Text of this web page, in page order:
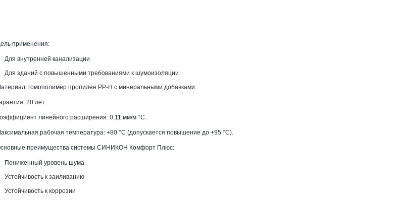
применения:
Для внутренней канализации
Для зданий с повышенными требованиями к шумоизоляции
гомополимер пропилен PP-H с минеральными добавками.
20 лет.
линейного расширения: 0,11 мм/м °С.
рабочая температура: +80 °С (допускается повышение до +95 °С).
преимущества системы СИНИКОН Комфорт Плюс:
Пониженный уровень шума
Устойчивость к заиливанию
Устойчивость к коррозии